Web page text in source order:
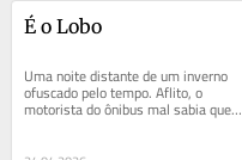
É o Lobo
Uma noite distante de um inverno
ofuscado pelo tempo. Aflito, o
motorista do ônibus mal sabia quem